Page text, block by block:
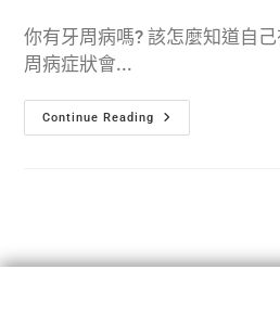
你有牙周病嗎? 該怎麼知道自
周病症狀會...
Continue Reading